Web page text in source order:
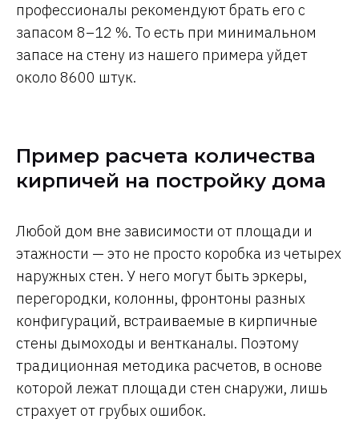
профессионалы рекомендуют брать его с
запасом 8–12 %. То есть при минимальном
запасе на стену из нашего примера уйдет
около 8600 штук.
Пример расчета количества
кирпичей на постройку дома
Любой дом вне зависимости от площади и
этажности — это не просто коробка из четырех
наружных стен. У него могут быть эркеры,
перегородки, колонны, фронтоны разных
конфигураций, встраиваемые в кирпичные
стены дымоходы и вентканалы. Поэтому
традиционная методика расчетов, в основе
которой лежат площади стен снаружи, лишь
страхует от грубых ошибок.